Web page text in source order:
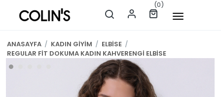
(0)
ANASAYFA / KADIN GİYİM / ELBİSE /
REGULAR FİT DOKUMA KADIN KAHVERENGİ ELBİSE